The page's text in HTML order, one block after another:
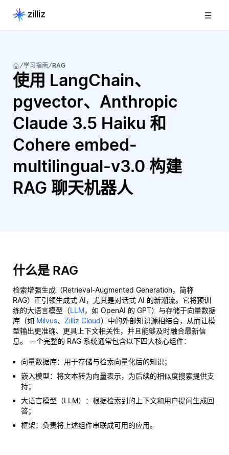
学习指南 RAG
使用 LangChain、
pgvector、Anthropic
Claude 3.5 Haiku 和
Cohere embed-
multilingual-v3.0 构建
RAG 聊天机器人
什么是 RAG
检索增强生成（Retrieval-Augmented Generation，简称
RAG）正引领生成式 AI，尤其是对话式 AI 的新潮流。它将预训
练的大语言模型（LLM，如 OpenAI 的 GPT）与存储于向量数据
库（如 Milvus、 Zilliz Cloud）中的外部知识源相结合，从而让模
型输出更准确、更具上下文相关性，并且能够及时融合最新信
息。 一个完整的 RAG 系统通常包含以下四大核心组件：
向量数据库：用于存储与检索向量化后的知识；
嵌入模型：将文本转为向量表示，为后续的相似度搜索提供支
持；
大语言模型（LLM）：根据检索到的上下文和用户提问生成回
答；
框架：负责将上述组件串联成可用的应用。